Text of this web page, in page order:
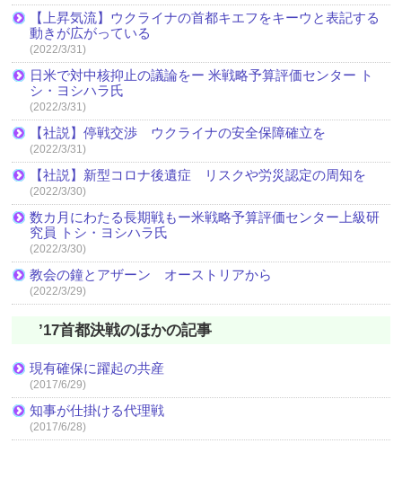
【上昇気流】ウクライナの首都キエフをキーウと表記する
動きが広がっている
(2022/3/31)
日米で対中核抑止の議論をー 米戦略予算評価センター ト
シ・ヨシハラ氏
(2022/3/31)
【社説】停戦交渉 ウクライナの安全保障確立を
(2022/3/31)
【社説】新型コロナ後遺症 リスクや労災認定の周知を
(2022/3/30)
数カ月にわたる長期戦もー米戦略予算評価センター上級研
究員 トシ・ヨシハラ氏
(2022/3/30)
教会の鐘とアザーン オーストリアから
(2022/3/29)
’17首都決戦のほかの記事
現有確保に躍起の共産
(2017/6/29)
知事が仕掛ける代理戦
(2017/6/28)